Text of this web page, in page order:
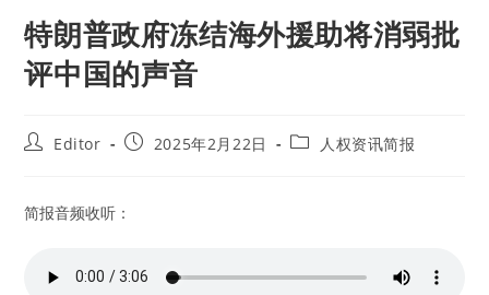
特朗普政府冻结海外援助将消弱批
评中国的声音
PostEditor
Post2025年2月22日
Post 人权资讯简报
简报音频收听：